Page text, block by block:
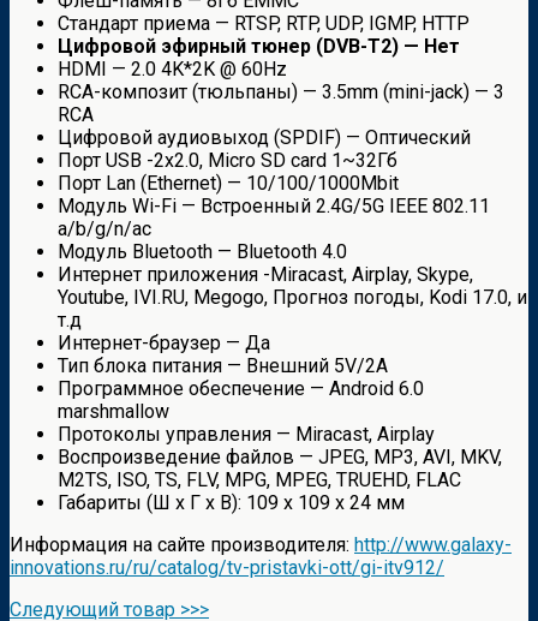
Стандарт приема — RTSP, RTP, UDP, IGMP, HTTP
Цифровой эфирный тюнер (DVB-T2) — Нет
HDMI — 2.0 4K*2K @ 60Hz
RCA-композит (тюльпаны) — 3.5mm (mini-jack) — 3
RCA
Цифровой аудиовыход (SPDIF) — Оптический
Порт USB -2х2.0, Micro SD card 1~32Гб
Порт Lan (Ethernet) — 10/100/1000Mbit
Модуль Wi-Fi — Встроенный 2.4G/5G IEEE 802.11
a/b/g/n/ac
Модуль Bluetooth — Bluetooth 4.0
Интернет приложения -Miracast, Airplay, Skype,
Youtube, IVI.RU, Megogo, Прогноз погоды, Kodi 17.0, и
т.д
Интернет-браузер — Да
Тип блока питания — Внешний 5V/2A
Программное обеспечение — Android 6.0
marshmallow
Протоколы управления — Miracast, Airplay
Воспроизведение файлов — JPEG, MP3, AVI, MKV,
M2TS, ISO, TS, FLV, MPG, MPEG, TRUEHD, FLAC
Габариты (Ш х Г х В): 109 х 109 х 24 мм
Информация на сайте производителя: http://www.galaxy-
innovations.ru/ru/catalog/tv-pristavki-ott/gi-itv912/
Следующий товар >>>